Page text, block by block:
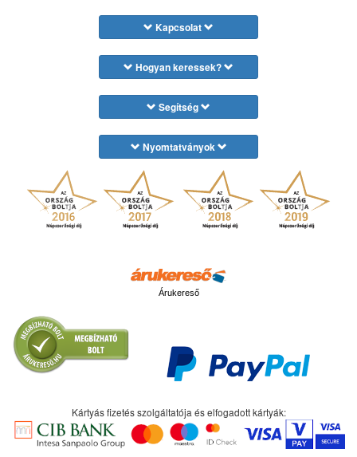
Kapcsolat
Hogyan keressek?
Segítség
Nyomtatványok
Árukereső
Kártyás fizetés szolgáltatója és elfogadott kártyák: